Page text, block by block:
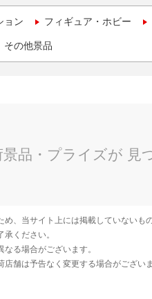
ョン フィギュア・ホビー
その他景品